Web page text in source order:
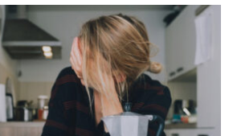
Essen